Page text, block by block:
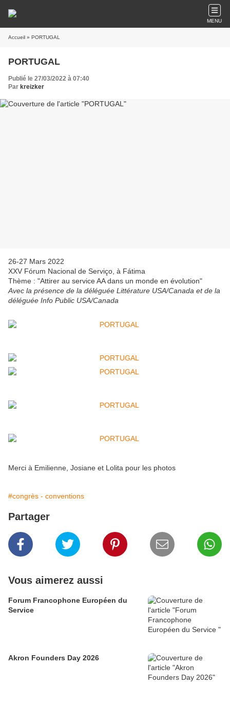
MENU
Accueil » PORTUGAL
PORTUGAL
Publié le 27/03/2022 à 07:40
Par kreizker
26-27 Mars 2022
XXV Fórum Nacional de Serviço, à Fátima
Thème : "Attirer au service AA dans un monde en évolution"
Avec la présence de la déléguée Littérature USA/Canada et de la
déléguée Info Public USA/Canada
Merci à Emilienne, Josiane et Lolita pour les photos
#congrès - conventions
Partager
Vous aimerez aussi
Forum Francophone Européen du
Service
Akron Founders Day 2026